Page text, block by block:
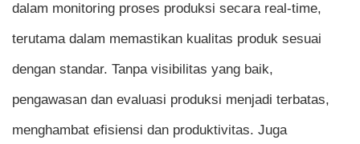
dalam monitoring proses produksi secara real-time,
terutama dalam memastikan kualitas produk sesuai
dengan standar. Tanpa visibilitas yang baik,
pengawasan dan evaluasi produksi menjadi terbatas,
menghambat efisiensi dan produktivitas. Juga